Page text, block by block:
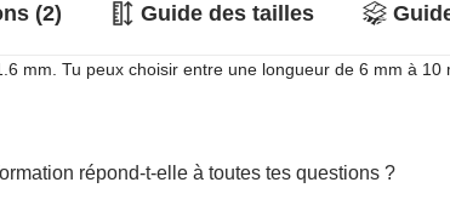
(2) Guide des tailles
mm. Tu peux choisir entre une longueur de 6 mm à
répond-t-elle à toutes tes questions ?